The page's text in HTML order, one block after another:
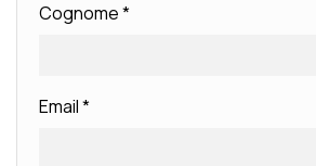
Cognome*
Email*